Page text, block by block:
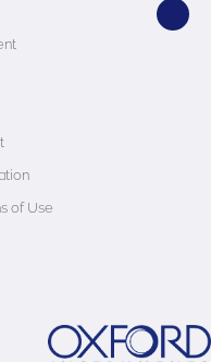
of Use